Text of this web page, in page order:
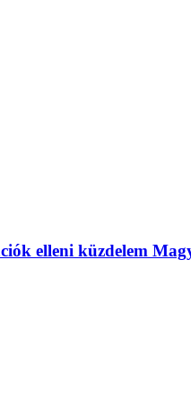
elleni küzdelem